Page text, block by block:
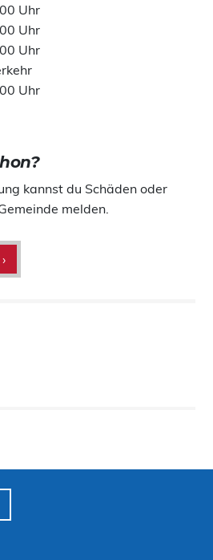
Uhr
Uhr
Uhr
Uhr
kannst du Schäden oder
melden.